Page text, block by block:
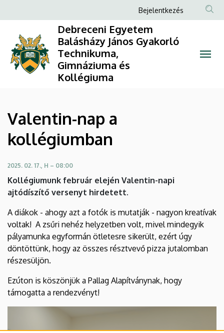
nap
kollégiumban
Debreceni
Egyetem
Balásházy
János
Gyakorló
Technikuma,
Gimnáziuma
és
Kollégiuma
a
Anonim
Felhasználói
fiók
Bejelentkezés
Debreceni Egyetem
Balásházy János Gyakorló
Technikuma,
Gimnáziuma és
Kollégiuma
Valentin-nap a
kollégiumban
2025. 02. 17., H – 08:00
Kollégiumunk február elején Valentin-napi
ajtódíszítő versenyt hirdetett.
A diákok - ahogy azt a fotók is mutatják - nagyon kreatívak
voltak! A zsűri nehéz helyzetben volt, mivel mindegyik
pályamunka egyformán ötletesre sikerült, ezért úgy
döntöttünk, hogy az összes résztvevő pizza jutalomban
részesüljön.
Ezúton is köszönjük a Pallag Alapítványnak, hogy
támogatta a rendezvényt!